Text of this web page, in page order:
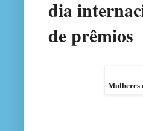
dia
de prêmios
Mulheres